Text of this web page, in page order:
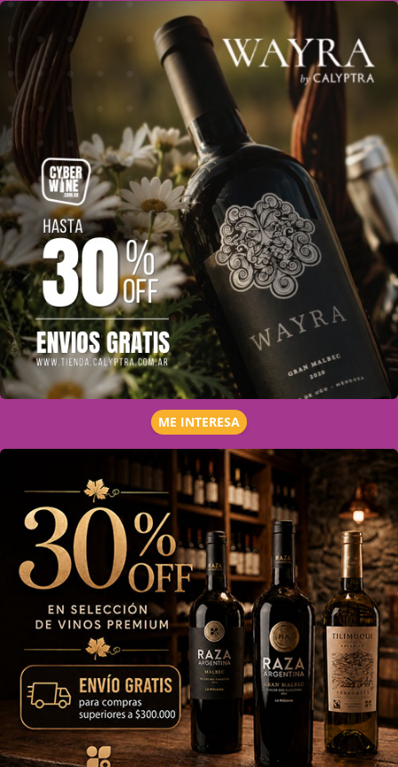
ME INTERESA